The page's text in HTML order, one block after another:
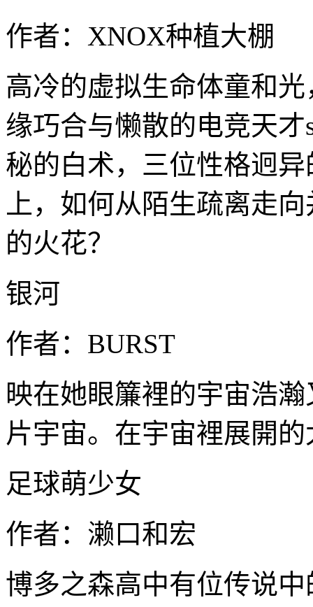
作者：XNOX种植大棚
高冷的虚拟生命体童和
缘巧合与懒散的电竞天
秘的白术，三位性格迥
上，如何从陌生疏离走
的火花？
银河
作者：BURST
映在她眼簾裡的宇宙浩
片宇宙。在宇宙裡展開
足球萌少女
作者：濑口和宏
博多之森高中有位传说